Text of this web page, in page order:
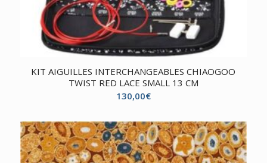
KIT AIGUILLES INTERCHANGEABLES CHIAOGOO
TWIST RED LACE SMALL 13 CM
130,00€